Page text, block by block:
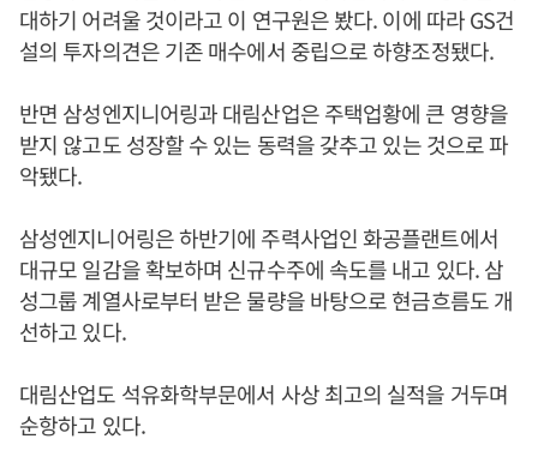
대하기 어려울 것이라고 이 연구원은 봤다. 이에 따라 GS건
설의 투자의견은 기존 매수에서 중립으로 하향조정됐다.
반면 삼성엔지니어링과 대림산업은 주택업황에 큰 영향을
받지 않고도 성장할 수 있는 동력을 갖추고 있는 것으로 파
악됐다.
삼성엔지니어링은 하반기에 주력사업인 화공플랜트에서
대규모 일감을 확보하며 신규수주에 속도를 내고 있다. 삼
성그룹 계열사로부터 받은 물량을 바탕으로 현금흐름도 개
선하고 있다.
대림산업도 석유화학부문에서 사상 최고의 실적을 거두며
순항하고 있다.